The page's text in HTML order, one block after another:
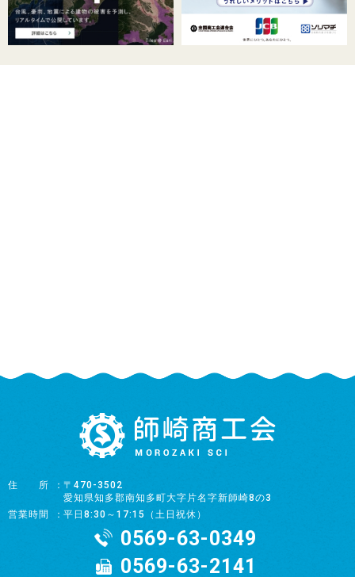
住所
〒470-3502
愛知県知多郡南知多町大字片名字新師崎8の3
営業時間
平日8:30～17:15（土日祝休）
0569-63-0349
0569-63-2141